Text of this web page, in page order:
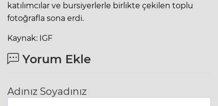
katılımcılar ve bursiyerlerle birlikte çekilen toplu
fotoğrafla sona erdi.
Kaynak: IGF
Yorum Ekle
Adınız Soyadınız